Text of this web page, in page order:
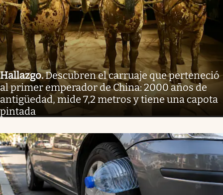
Hallazgo.Descubren el carruaje que perteneció
al primer emperador de China: 2000 años de
antigüedad, mide 7,2 metros y tiene una capota
pintada